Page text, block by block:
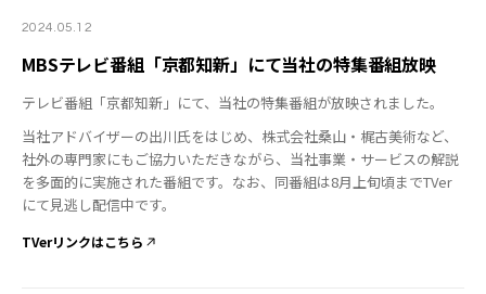
2024.05.12
MBSテレビ番組「京都知新」にて当社の特集番組放映
テレビ番組「京都知新」にて、当社の特集番組が放映されました。
当社アドバイザーの出川氏をはじめ、株式会社桑山・梶古美術など、
社外の専門家にもご協力いただきながら、当社事業・サービスの解説
を多面的に実施された番組です。なお、同番組は8月上旬頃までTVer
にて見逃し配信中です。
TVerリンクはこちら